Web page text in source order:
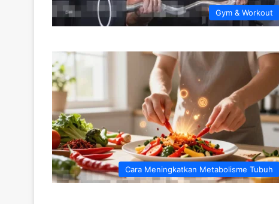
Gym & Workout
Cara Meningkatkan Metabolisme Tubuh